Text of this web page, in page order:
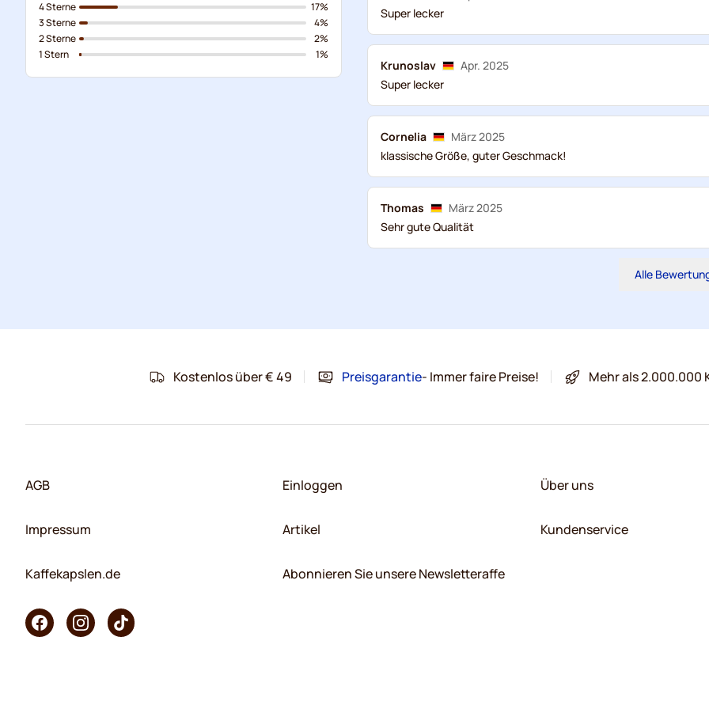
4 Sterne
3 Sterne
2 Sterne
1 Stern
17%
4%
2%
1%
Super lecker
Krunoslav
Apr. 2025
Super lecker
Cornelia
März 2025
klassische Größe, guter Geschmack!
Thomas
März 2025
Sehr gute Qualität
Alle
Kostenlos über € 49 Preisgarantie- Immer faire Preise! Mehr als 2.000.000
AGB
Impressum
Kaffekapslen.de
Einloggen
Artikel
Abonnieren Sie unsere Newsletteraffe
Über uns
Kundenservice